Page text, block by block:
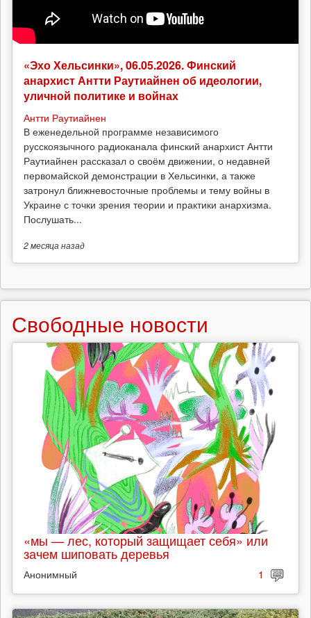
«Эхо Хельсинки», 06.05.2026. Финский
анархист Антти Раутиайнен об идеологии,
уличной политике и войнах
Антти Раутиайнен
В еженедельной программе независимого
русскоязычного радиоканала финский анархист Антти
Раутиайнен рассказал о своём движении, о недавней
первомайской демонстрации в Хельсинки, а также
затронул ближневосточные проблемы и тему войны в
Украине с точки зрения теории и практики анархизма.
Послушать...
2 месяца назад
Свободные новости
«мы — лес, который защищает себя» или
зачем шиповать деревья
Анонимный 1